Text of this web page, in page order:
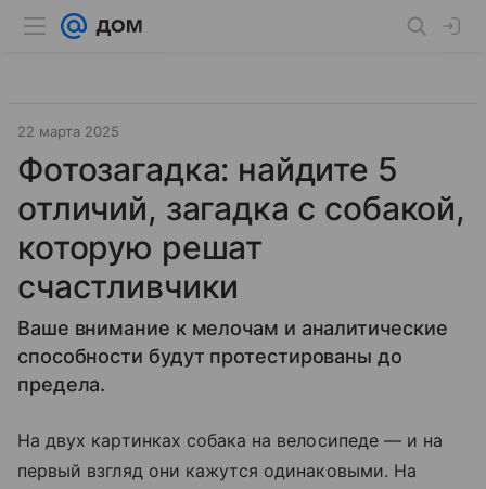
22 марта 2025
Фотозагадка: найдите 5
отличий, загадка с собакой,
которую решат
счастливчики
Ваше внимание к мелочам и аналитические
способности будут протестированы до
предела.
На двух картинках собака на велосипеде — и на
первый взгляд они кажутся одинаковыми. На